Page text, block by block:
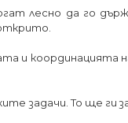
лесно да го
и координацията
задачи. То ще ги